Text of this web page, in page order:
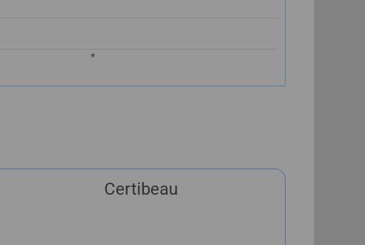
*
Certibeau